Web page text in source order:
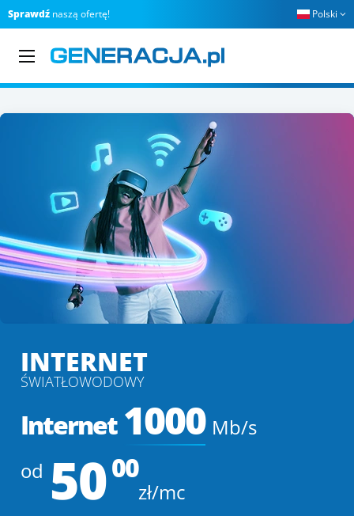
Sprawdź naszą ofertę! Polski 
INTERNET
ŚWIATŁOWODOWY
Internet 1000 Mb/s
od 5000
zł/mc